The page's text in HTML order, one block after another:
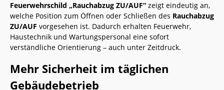
Feuerwehrschild „Rauchabzug ZU/AUF“ zeigt eindeutig an,
welche Position zum Öffnen oder Schließen des Rauchabzug
ZU/AUF vorgesehen ist. Dadurch erhalten Feuerwehr,
Haustechnik und Wartungspersonal eine sofort
verständliche Orientierung – auch unter Zeitdruck.
Mehr Sicherheit im täglichen
Gebäudebetrieb